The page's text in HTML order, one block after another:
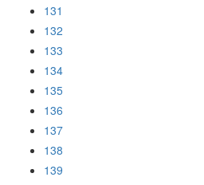
131
132
133
134
135
136
137
138
139